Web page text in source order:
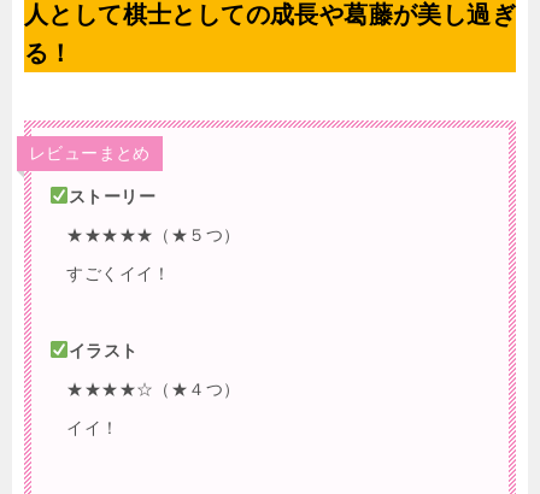
人として棋士としての成長や葛藤が美し過ぎ
る！
レビューまとめ
ストーリー
★★★★★（★５つ）
すごくイイ！
イラスト
★★★★☆（★４つ）
イイ！